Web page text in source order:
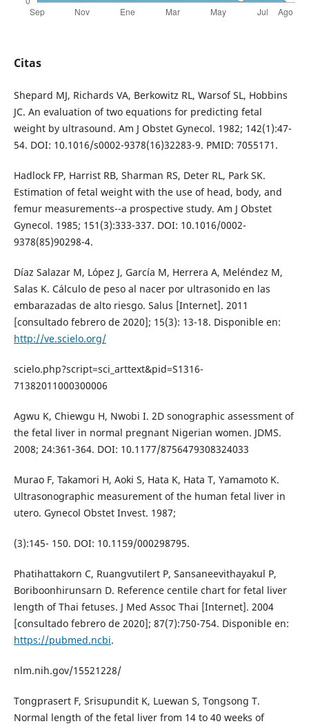
Citas
Shepard MJ, Richards VA, Berkowitz RL, Warsof SL, Hobbins
JC. An evaluation of two equations for predicting fetal
weight by ultrasound. Am J Obstet Gynecol. 1982; 142(1):47-
54. DOI: 10.1016/s0002-9378(16)32283-9. PMID: 7055171.
Hadlock FP, Harrist RB, Sharman RS, Deter RL, Park SK.
Estimation of fetal weight with the use of head, body, and
femur measurements--a prospective study. Am J Obstet
Gynecol. 1985; 151(3):333-337. DOI: 10.1016/0002-
9378(85)90298-4.
Díaz Salazar M, López J, García M, Herrera A, Meléndez M,
Salas K. Cálculo de peso al nacer por ultrasonido en las
embarazadas de alto riesgo. Salus [Internet]. 2011
[consultado febrero de 2020]; 15(3): 13-18. Disponible en:
http://ve.scielo.org/
scielo.php?script=sci_arttext&pid=S1316-
71382011000300006
Agwu K, Chiewgu H, Nwobi I. 2D sonographic assessment of
the fetal liver in normal pregnant Nigerian women. JDMS.
2008; 24:361-364. DOI: 10.1177/8756479308324033
Murao F, Takamori H, Aoki S, Hata K, Hata T, Yamamoto K.
Ultrasonographic measurement of the human fetal liver in
utero. Gynecol Obstet Invest. 1987;
(3):145- 150. DOI: 10.1159/000298795.
Phatihattakorn C, Ruangvutilert P, Sansaneevithayakul P,
Boriboonhirunsarn D. Reference centile chart for fetal liver
length of Thai fetuses. J Med Assoc Thai [Internet]. 2004
[consultado febrero de 2020]; 87(7):750-754. Disponible en:
https://pubmed.ncbi.
nlm.nih.gov/15521228/
Tongprasert F, Srisupundit K, Luewan S, Tongsong T.
Normal length of the fetal liver from 14 to 40 weeks of